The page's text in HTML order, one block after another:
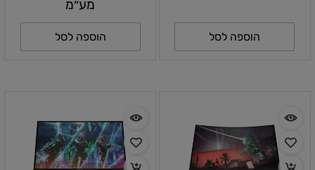
הוספה לסל
מע״מ
הוספה לסל